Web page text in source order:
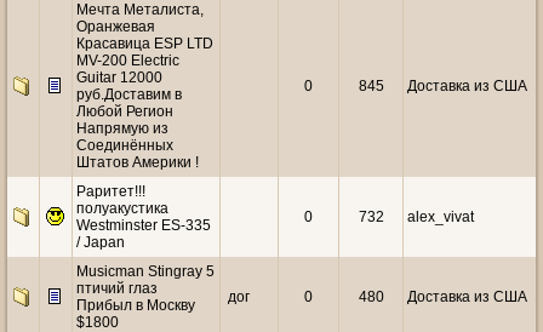
Мечта Металиста,
Оранжевая
Красавица ESP LTD
MV-200 Electric
Guitar 12000
руб.Доставим в
Любой Регион
Напрямую из
Соединённых
Штатов Америки !
0 845 Доставка из США
Раритет!!!
полуакустика
Westminster ES-335
/ Japan
0 732 alex_vivat
Musicman Stingray 5
птичий глаз
Прибыл в Москву
$1800
дог 0 480 Доставка из США